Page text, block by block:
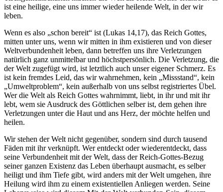
ist eine heilige, eine uns immer wieder heilende Welt, in der wir
leben.
Wenn es also „schon bereit“ ist (Lukas 14,17), das Reich Gottes,
mitten unter uns, wenn wir mitten in ihm existieren und von dieser
Weltverbundenheit leben, dann betreffen uns ihre Verletzungen
natürlich ganz unmittelbar und höchstpersönlich. Die Verletzung, die
der Welt zugefügt wird, ist letztlich auch unser eigener Schmerz. Es
ist kein fremdes Leid, das wir wahrnehmen, kein „Missstand“, kein
„Umweltproblem“, kein außerhalb von uns selbst registriertes Übel.
Wer die Welt als Reich Gottes wahrnimmt, liebt, in ihr und mit ihr
lebt, wem sie Ausdruck des Göttlichen selber ist, dem gehen ihre
Verletzungen unter die Haut und ans Herz, der möchte helfen und
heilen.
Wir stehen der Welt nicht gegenüber, sondern sind durch tausend
Fäden mit ihr verknüpft. Wer entdeckt oder wiederentdeckt, dass
seine Verbundenheit mit der Welt, dass der Reich-Gottes-Bezug
seiner ganzen Existenz das Leben überhaupt ausmacht, es selber
heiligt und ihm Tiefe gibt, wird anders mit der Welt umgehen, ihre
Heilung wird ihm zu einem existentiellen Anliegen werden. Seine